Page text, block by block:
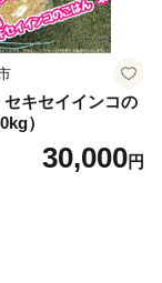
キセイインコの
）
30,000円